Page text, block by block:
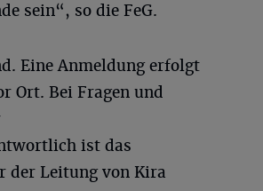
sein“, so die FeG.
Eine Anmeldung erfolgt
Ort. Bei Fragen und
ist das
der Leitung von Kira